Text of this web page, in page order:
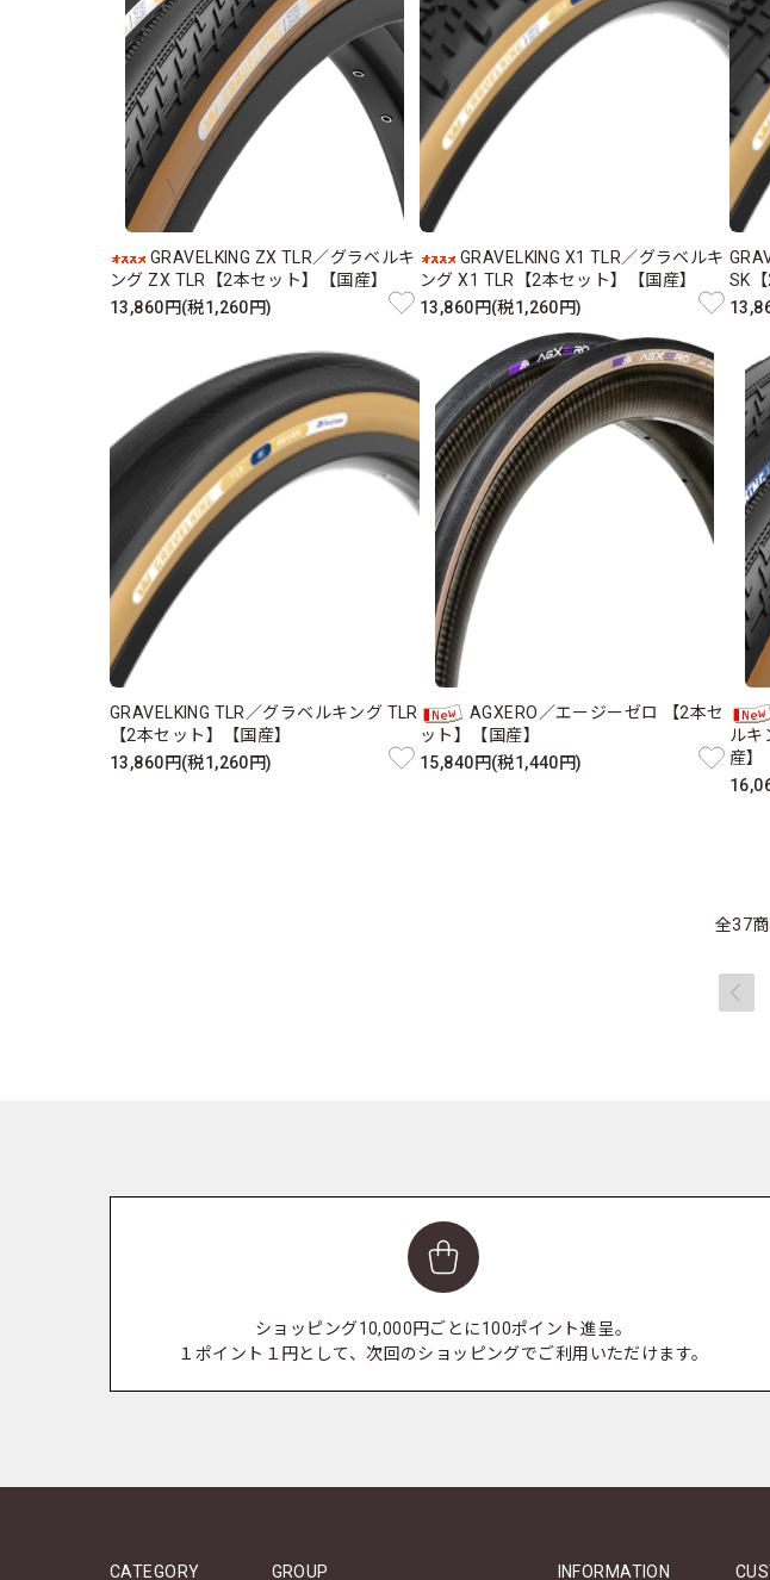
GRAVELKING ZX TLR／グラベルキ
ング ZX TLR【2本セット】【国産】
13,860円(税1,260円)
GRAVELKING X1 TLR／グラベルキ
ング X1 TLR【2本セット】【国産】
13,860円(税1,260円)
SK
GRAVELKING TLR／グラベルキング TLR
【2本セット】【国産】
13,860円(税1,260円)
AGXERO／エージーゼロ 【2本セ
ット】【国産】
15,840円(税1,440円)
ルキ
産】
全37
ショッピング10,000円ごとに100ポイント進呈。
１ポイント１円として、次回のショッピングでご利用いただけます。
CATEGORY GROUP INFORMATION